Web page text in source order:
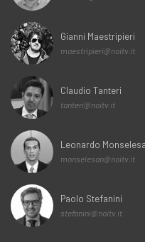
Gianni Maestripieri
maestripieri@noitv.it
Claudio Tanteri
tanteri@noitv.it
Leonardo
monselesan@noitv.it
Paolo Stefanini
stefanini@noitv.it